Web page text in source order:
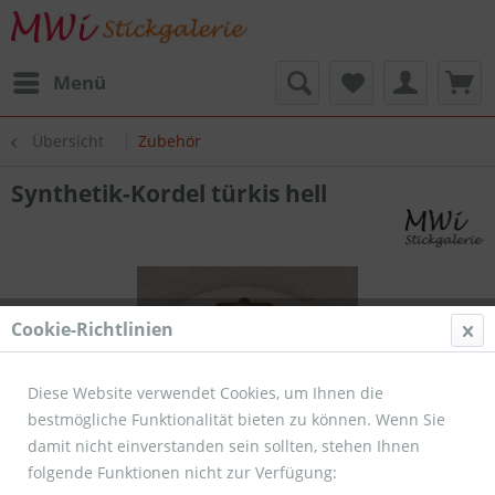
Menü
Übersicht Zubehör
Synthetik-Kordel türkis hell
Cookie-Richtlinien
Diese Website verwendet Cookies, um Ihnen die
bestmögliche Funktionalität bieten zu können. Wenn Sie
damit nicht einverstanden sein sollten, stehen Ihnen
folgende Funktionen nicht zur Verfügung: